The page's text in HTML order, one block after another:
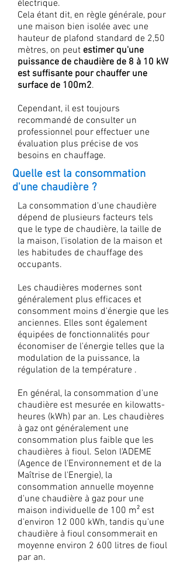
électrique.
Cela étant dit, en règle générale, pour
une maison bien isolée avec une
hauteur de plafond standard de 2,50
mètres, on peut estimer qu'une
puissance de chaudière de 8 à 10 kW
est suffisante pour chauffer une
surface de 100m2.
Cependant, il est toujours
recommandé de consulter un
professionnel pour effectuer une
évaluation plus précise de vos
besoins en chauffage.
Quelle est la consommation
d'une chaudière ?
La consommation d'une chaudière
dépend de plusieurs facteurs tels
que le type de chaudière, la taille de
la maison, l'isolation de la maison et
les habitudes de chauffage des
occupants.
Les chaudières modernes sont
généralement plus efficaces et
consomment moins d'énergie que les
anciennes. Elles sont également
équipées de fonctionnalités pour
économiser de l'énergie telles que la
modulation de la puissance, la
régulation de la température .
En général, la consommation d'une
chaudière est mesurée en kilowatts-
heures (kWh) par an. Les chaudières
à gaz ont généralement une
consommation plus faible que les
chaudières à fioul. Selon l'ADEME
(Agence de l'Environnement et de la
Maîtrise de l'Energie), la
consommation annuelle moyenne
d'une chaudière à gaz pour une
maison individuelle de 100 m² est
d'environ 12 000 kWh, tandis qu'une
chaudière à fioul consommerait en
moyenne environ 2 600 litres de fioul
par an.